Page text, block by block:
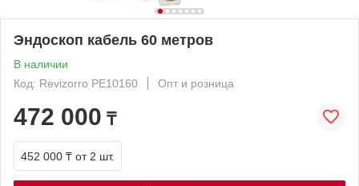
Эндоскоп кабель 60 метров
В наличии
Код: Revizorro PE10160
Опт и розница
472 000 ₸
452 000 ₸ от 2 шт.